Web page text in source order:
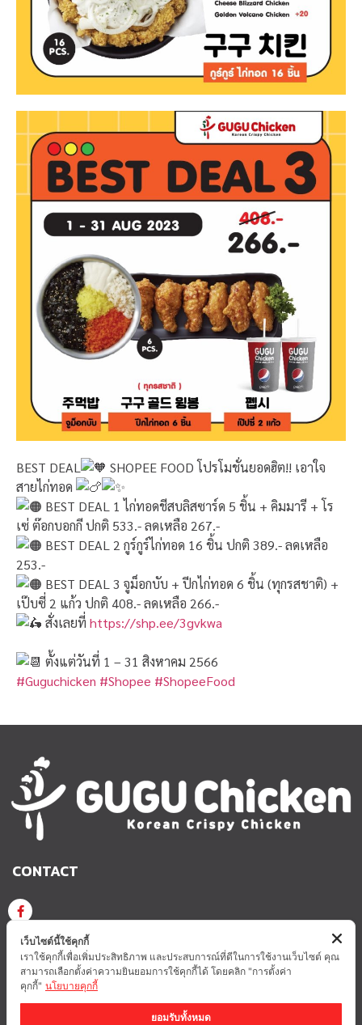
BEST DEAL
SHOPEE FOOD โปรโมชั่นยอดฮิต!! เอาใจ
สายไก่ทอด
BEST DEAL 1 ไก่ทอดชีสบลิสซาร์ด 5 ชิ้น + คิมมารี + โร
เซ่ ต๊อกบอกกี ปกติ 533.- ลดเหลือ 267.-
BEST DEAL 2 กูร์กูร์ไก่ทอด 16 ชิ้น ปกติ 389.- ลดเหลือ
253.-
BEST DEAL 3 จูม็อกบับ + ปีกไก่ทอด 6 ชิ้น (ทุกรสชาติ) +
เป๊บซี่ 2 แก้ว ปกติ 408.- ลดเหลือ 266.-
สั่งเลยที่ https://shp.ee/3gvkwa
ตั้งแต่วันที่ 1 – 31 สิงหาคม 2566
#Guguchicken #Shopee #ShopeeFood
CONTACT
GUGU CHICKEN KOREAN CRISPY CHICKEN
GUGUCHICKEN.OFFICIAL
เว็บไซต์นี้ใช้คุกกี้
เราใช้คุกกี้เพื่อเพิ่มประสิทธิภาพ และประสบการณ์ที่ดีในการใช้งานเว็บไซต์ คุณ
สามารถเลือกตั้งค่าความยินยอมการใช้คุกกี้ได้ โดยคลิก "การตั้งค่า
คุกกี้" นโยบายคุกกี้
ยอมรับทั้งหมด